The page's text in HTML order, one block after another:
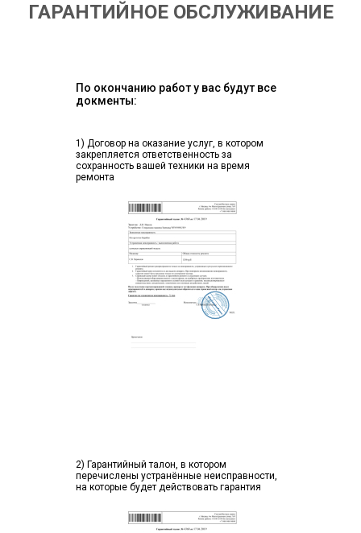
ГАРАНТИЙНОЕ ОБСЛУЖИВАНИЕ
По окончанию работ у вас будут все
докменты:
1) Договор на оказание услуг, в котором
закрепляется ответственность за
сохранность вашей техники на время
ремонта
2) Гарантийный талон, в котором
перечислены устранённые неисправности,
на которые будет действовать гарантия